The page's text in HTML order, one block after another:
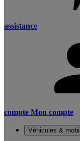
assistance
compte Mon compte
Véhicules &